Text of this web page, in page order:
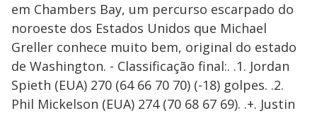
em Chambers Bay, um percurso escarpado do
noroeste dos Estados Unidos que Michael
Greller conhece muito bem, original do estado
de Washington. - Classificação final:. .1. Jordan
Spieth (EUA) 270 (64 66 70 70) (-18) golpes. .2.
Phil Mickelson (EUA) 274 (70 68 67 69). .+. Justin